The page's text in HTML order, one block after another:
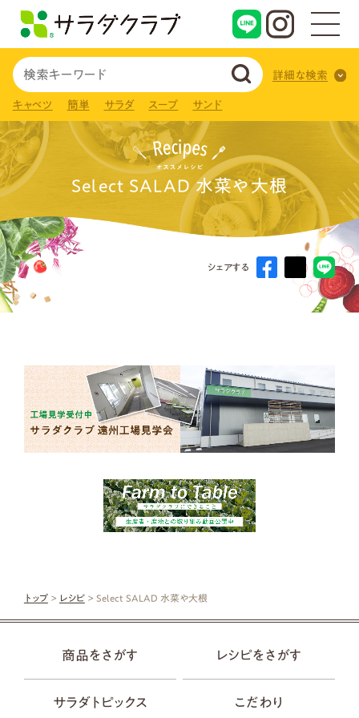
Select SALAD 水菜や大根
詳細な検索
キャベツ 簡単 サラダ スープ サンド
シェアする
トップ > レシピ> Select SALAD 水菜や大根
商品をさがす レシピをさがす
サラダトピックス こだわり